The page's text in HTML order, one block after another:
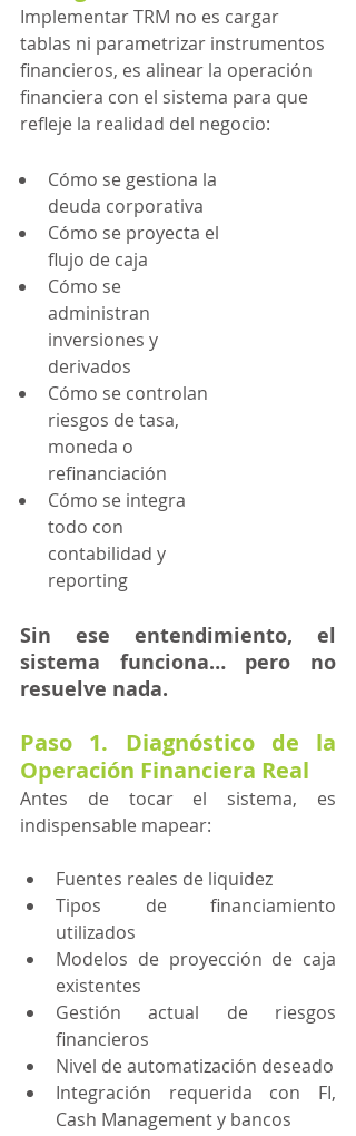
Implementar TRM no es cargar
tablas ni parametrizar instrumentos
financieros, es alinear la operación
financiera con el sistema para que
refleje la realidad del negocio:
Cómo se gestiona la
deuda corporativa
Cómo se proyecta el
flujo de caja
Cómo se
administran
inversiones y
derivados
Cómo se controlan
riesgos de tasa,
moneda o
refinanciación
Cómo se integra
todo con
contabilidad y
reporting
Sin ese entendimiento, el
sistema funciona… pero no
resuelve nada.
Paso 1. Diagnóstico de la
Operación Financiera Real
Antes de tocar el sistema, es
indispensable mapear:
Fuentes reales de liquidez
Tipos de financiamiento
utilizados
Modelos de proyección de caja
existentes
Gestión actual de riesgos
financieros
Nivel de automatización deseado
Integración requerida con FI,
Cash Management y bancos